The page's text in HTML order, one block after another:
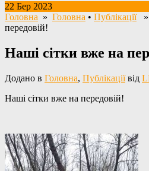
22 Бер 2023
Головна » Головна • Публікації»
передовій!
Наші сітки вже на
Додано в Головна, Публікаціївід
Наші сітки вже на передовій!